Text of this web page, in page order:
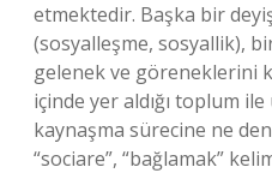
etmektedir. Başka bir
(sosyalleşme, sosyallik),
gelenek ve göreneklerini
içinde yer aldığı toplum ile
kaynaşma sürecine ne
“sociare”, “bağlamak”